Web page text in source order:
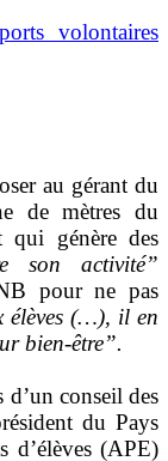
volontaires
au gérant du
de mètres du
qui génère des
son activité”
pour ne pas
élèves (…), il en
bien-être”.
conseil des
du Pays
d’élèves (APE)